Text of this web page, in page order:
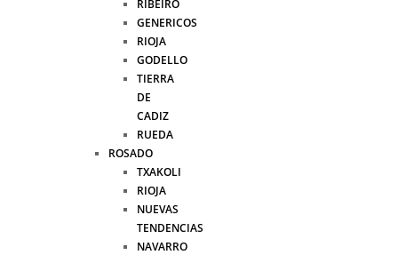
RIBEIRO
GENERICOS
RIOJA
GODELLO
TIERRA
DE
CADIZ
RUEDA
ROSADO
TXAKOLI
RIOJA
NUEVAS
TENDENCIAS
NAVARRO